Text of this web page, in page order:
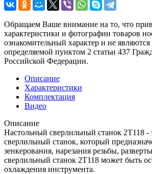
Обращаем Ваше внимание на то, что
характеристики и фотографии товаров
ознакомительный характер и не
определяемой пунктом 2 статьи 437
Российской Федерации.
Описание
Характеристики
Комплектация
Видео
Описание
Настольный сверлильный станок 2Т118 -
сверлильный станок, который
зенкерования, нарезания резьбы,
сверлильный станок 2Т118 может быть
охлаждения инструмента.